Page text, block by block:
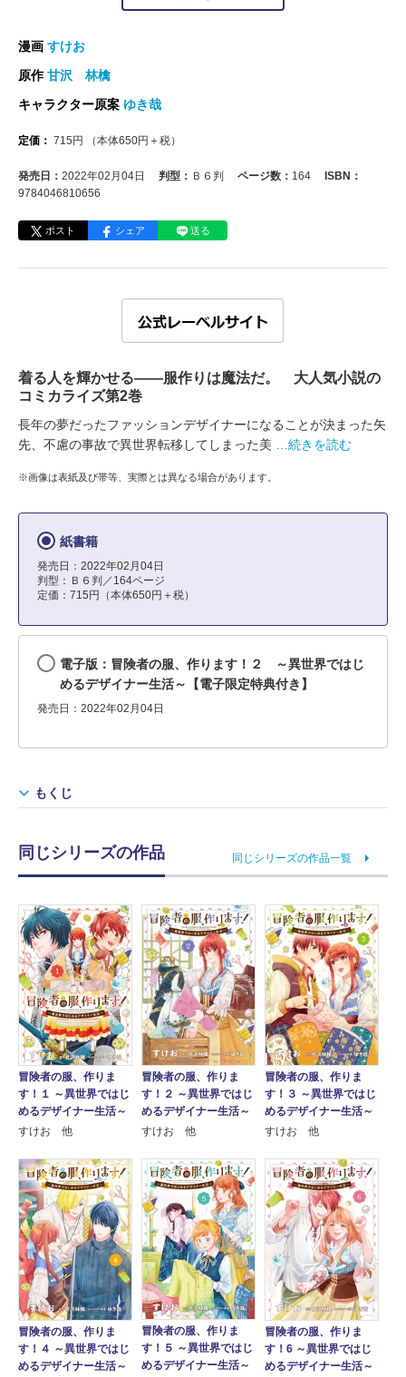
漫画 すけお
原作甘沢 林檎
キャラクター原案 ゆき哉
定価： 715 円 （本体650円＋税）
発売日： 2022年02月04日 判型： Ｂ６判 ページ数： 164
ISBN：
9784046810656
ポスト シェア 送る
着る人を輝かせる――服作りは魔法だ。 大人気小説の
コミカライズ第2巻
長年の夢だったファッションデザイナーになることが決まった矢
先、不慮の事故で異世界転移してしまった美
…続きを読む
※画像は表紙及び帯等、実際とは異なる場合があります。
紙書籍
発売日：2022年02月04日
判型：Ｂ６判／164ページ
定価：715円（本体650円＋税）
電子版：冒険者の服、作ります！２ ～異世界ではじ
めるデザイナー生活～【電子限定特典付き】
発売日：2022年02月04日
もくじ
同じシリーズの作品 同じシリーズの作品一覧
冒険者の服、作りま
す！１ ～異世界ではじ
めるデザイナー生活～
すけお 他
冒険者の服、作りま
す！２ ～異世界ではじ
めるデザイナー生活～
すけお 他
冒険者の服、作りま
す！３ ～異世界ではじ
めるデザイナー生活～
すけお 他
冒険者の服、作りま
す！４ ～異世界ではじ
めるデザイナー生活～
冒険者の服、作りま
す！５ ～異世界ではじ
めるデザイナー生活～
冒険者の服、作りま
す！6 ～異世界ではじ
めるデザイナー生活～